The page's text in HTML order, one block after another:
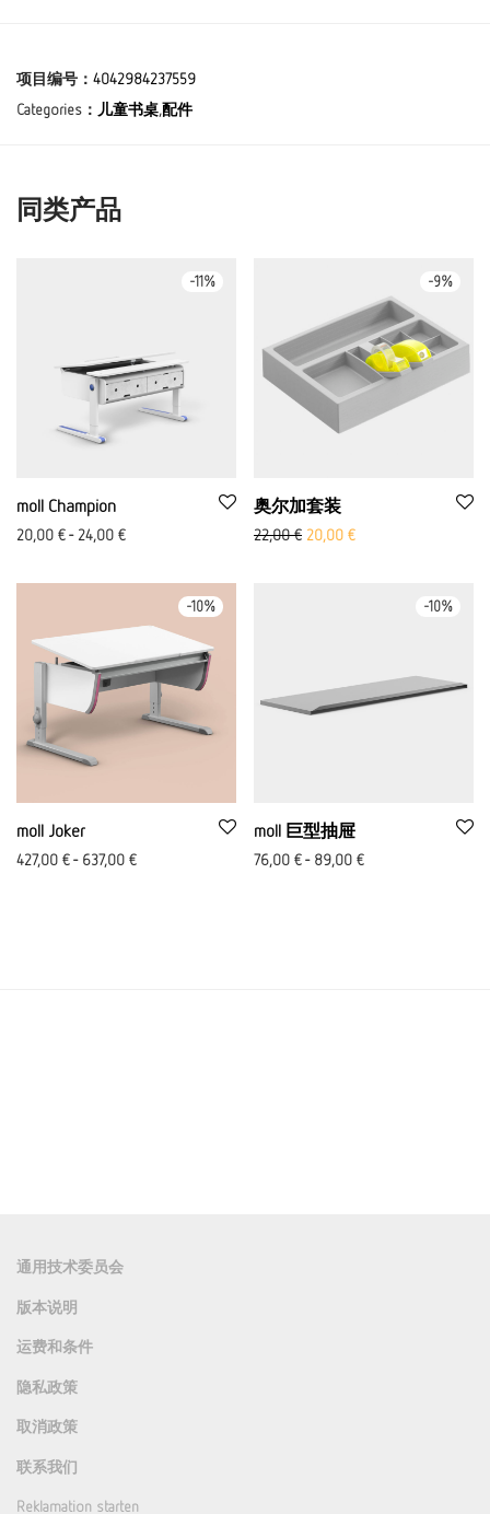
项目编号： 4042984237559
Categories： 儿童书桌,配件
同类产品
-11%
moll Champion
20,00 €- 24,00 €
-9%
奥尔加套装
22,00€ 原价： 22.00 欧元
20,00 €当前价格为：20,00
-10%
moll Joker
427,00 €- 637,00 €
-10%
moll 巨型抽屉
76,00 €- 89,00 €
通用技术委员会
版本说明
运费和条件
隐私政策
取消政策
联系我们
Reklamation starten